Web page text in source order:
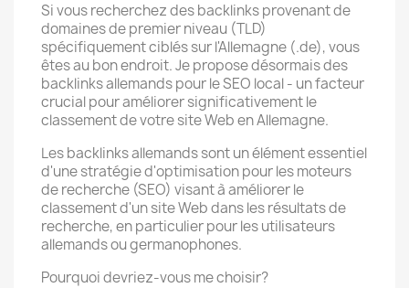
Si vous recherchez des backlinks provenant de
domaines de premier niveau (TLD)
spécifiquement ciblés sur l'Allemagne (.de), vous
êtes au bon endroit. Je propose désormais des
backlinks allemands pour le SEO local - un facteur
crucial pour améliorer significativement le
classement de votre site Web en Allemagne.
Les backlinks allemands sont un élément essentiel
d'une stratégie d'optimisation pour les moteurs
de recherche (SEO) visant à améliorer le
classement d'un site Web dans les résultats de
recherche, en particulier pour les utilisateurs
allemands ou germanophones.
Pourquoi devriez-vous me choisir?